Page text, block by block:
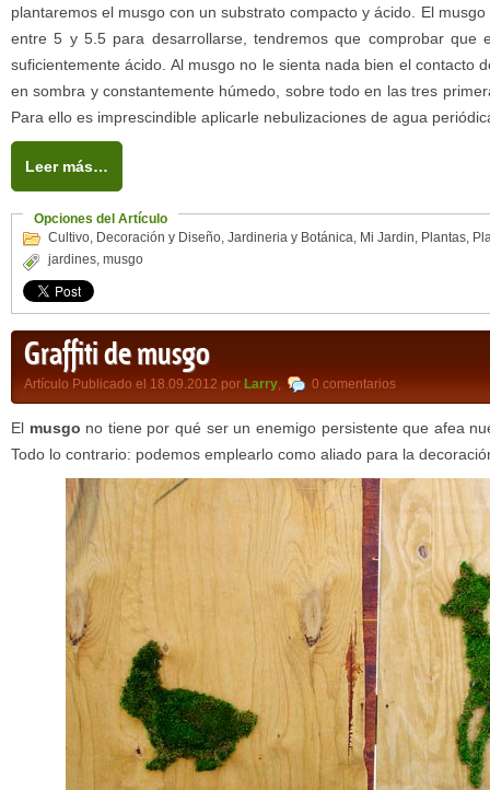
plantaremos el musgo con un substrato compacto y ácido. El
entre 5 y 5.5 para desarrollarse, tendremos que comprobar que
suficientemente ácido. Al musgo no le sienta nada bien el contacto
en sombra y constantemente húmedo, sobre todo en las tres
Para ello es imprescindible aplicarle nebulizaciones de agua
Leer más…
Opciones del Artículo
Cultivo Decoración y Diseño Jardineria y Botánica Mi Jardin Plantas
jardines musgo
Graffiti de musgo
Artículo Publicado el 18.09.2012 por Larry 0 comentarios
El musgo no tiene por qué ser un enemigo persistente que afea
Todo lo contrario: podemos emplearlo como aliado para la